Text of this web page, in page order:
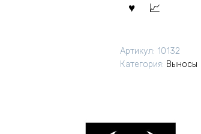
Артикул: 10132
Категория: Выносы